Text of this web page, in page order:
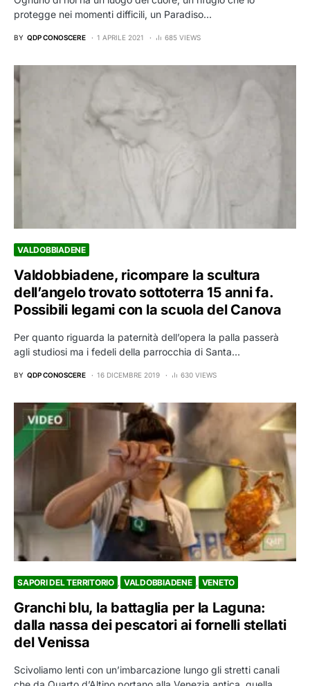
protegge nei momenti difficili, un Paradiso…
BY QDP CONOSCERE 1 APRILE 2021 685 VIEWS
VALDOBBIADENE
Valdobbiadene, ricompare la scultura
dell’angelo trovato sottoterra 15 anni fa.
Possibili legami con la scuola del Canova
Per quanto riguarda la paternità dell’opera la palla passerà
agli studiosi ma i fedeli della parrocchia di Santa…
BY QDP CONOSCERE 16 DICEMBRE 2019 630 VIEWS
SAPORI DEL TERRITORIO VALDOBBIADENE VENETO
Granchi blu, la battaglia per la Laguna:
dalla nassa dei pescatori ai fornelli stellati
del Venissa
Scivoliamo lenti con un’imbarcazione lungo gli stretti canali